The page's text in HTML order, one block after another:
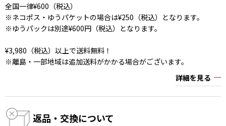
全国一律¥600（税込）
※ネコポス・ゆうパケットの場合は¥250（税込）となります。
※ゆうパックは別途¥600円（税込）となります。
¥3,980（税込）以上で送料無料！
※離島・一部地域は追加送料がかかる場合がございます。
詳細を見る
返品・交換について